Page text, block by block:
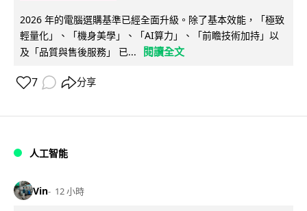
2026 年的電腦選購基準已經全面升級。除了基本效能，「極致
輕量化」、「機身美學」、「AI算力」、「前瞻技術加持」以
及「品質與售後服務」 已...
閱讀全文
7 分享
人工智能
Vin 12 小時